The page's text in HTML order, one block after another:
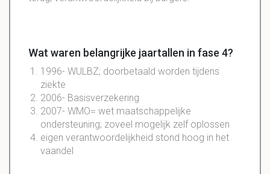
Wat waren belangrijke jaartallen in fase 4?
1996- WULBZ; doorbetaald worden tijdens
ziekte
2006- Basisverzekering
2007- WMO= wet maatschappelijke
ondersteuning; zoveel mogelijk zelf oplossen
eigen verantwoordelijkheid stond hoog in het
vaandel